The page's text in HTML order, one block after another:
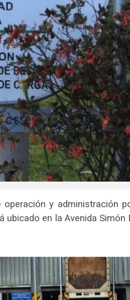
y administración
en la Avenida Simón